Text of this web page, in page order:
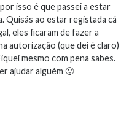
isso é que passei a estar
Quisás ao estar registada cá
eles ficaram de fazer a
autorização (que dei é claro)
mesmo com pena sabes.
ajudar alguém 🙂